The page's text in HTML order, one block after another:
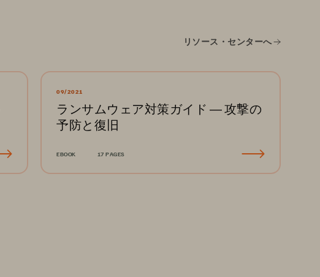
リソース・センターへ
09/2021
ランサムウェア対策ガイド ― 攻撃の
予防と復旧
EBOOK 17 PAGES